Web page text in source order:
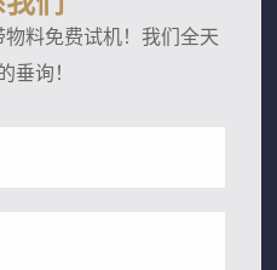
料免费试机！我们全天
垂询！